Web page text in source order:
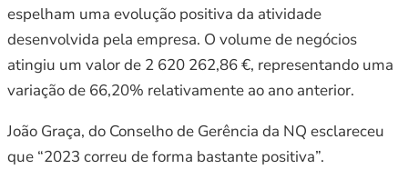
espelham uma evolução positiva da atividade
desenvolvida pela empresa. O volume de negócios
atingiu um valor de 2 620 262,86 €, representando uma
variação de 66,20% relativamente ao ano anterior.
João Graça, do Conselho de Gerência da NQ esclareceu
que “2023 correu de forma bastante positiva”.